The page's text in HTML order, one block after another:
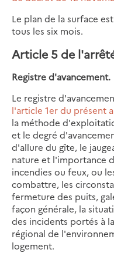
Le plan de la surface
tous les six mois.
Article 5 de
Registre d'avancement.
Le registre
l'article 1er du présent
la méthode
et le degré
d'allure du gîte, le
nature et l'importance
incendies ou feux, ou
combattre, les
fermeture des puits,
façon générale, la
des incidents portés à
régional de
logement.